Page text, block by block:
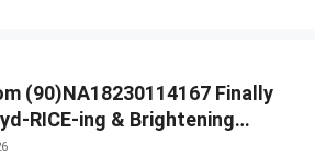
Finally
RICE-ing & Brightening